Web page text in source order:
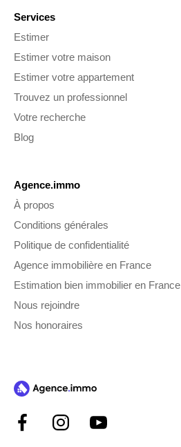
Services
Estimer
Estimer votre maison
Estimer votre appartement
Trouvez un professionnel
Votre recherche
Blog
Agence.immo
À propos
Conditions générales
Politique de confidentialité
Agence immobilière en France
Estimation bien immobilier en France
Nous rejoindre
Nos honoraires